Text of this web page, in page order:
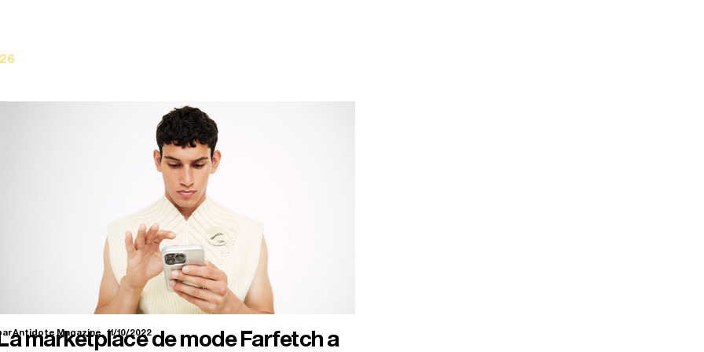
Antidote Magazine. 11/10/2022
marketplace de mode Farfetch a